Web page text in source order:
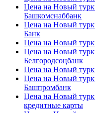
Цена на Новый
Башкомснаббанк
Цена на Новый
Банк
Цена на Новый
Цена на Новый
Белгородсоцбанк
Цена на Новый
Цена на Новый
Башпромбанк
Цена на Новый
кредитные карты